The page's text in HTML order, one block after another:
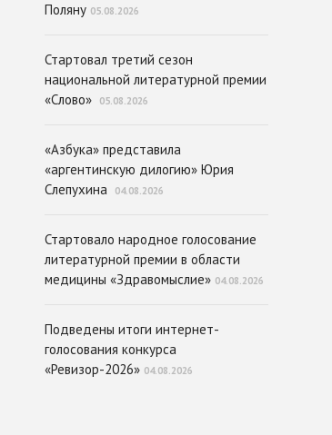
Поляну 05.08.2026
Стартовал третий сезон
национальной литературной премии
«Слово»
05.08.2026
«Азбука» представила
«аргентинскую дилогию» Юрия
Слепухина
04.08.2026
Стартовало народное голосование
литературной премии в области
медицины «Здравомыслие» 04.08.2026
Подведены итоги интернет-
голосования конкурса
«Ревизор-2026» 04.08.2026